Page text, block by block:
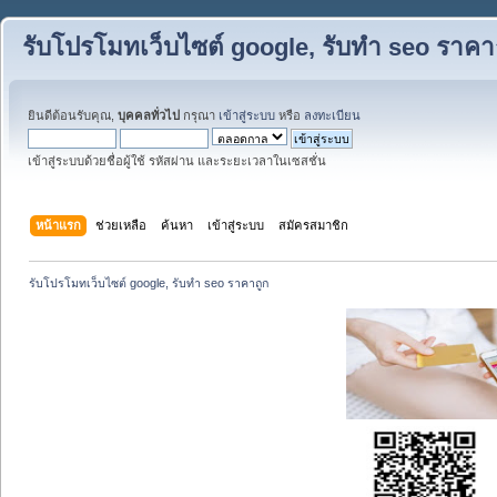
รับโปรโมทเว็บไซต์ google, รับทำ seo ราค
ยินดีต้อนรับคุณ, บุคคลทั่วไป กรุณา เข้าสู่ระบบ หรือ ลงทะเบียน
เข้าสู่ระบบด้วยชื่อผู้ใช้ รหัสผ่าน และระยะเวลาในเซสชั่น
หน้าแรก ช่วยเหลือ ค้นหา เข้าสู่ระบบ สมัครสมาชิก
รับโปรโมทเว็บไซต์ google, รับทำ seo ราคาถูก